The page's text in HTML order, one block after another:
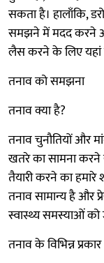
सकता है। हालाँकि,
समझने में मदद करने
लैस करने के लिए यहां
तनाव को समझना
तनाव क्या है?
तनाव चुनौतियों और
खतरे का सामना करने
तैयारी करने का हमारे
तनाव सामान्य है और
स्वास्थ्य समस्याओं
तनाव के विभिन्न प्रकार